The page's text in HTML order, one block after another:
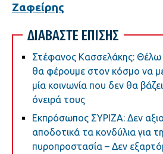
Ζαφείρης
ΔΙΑΒΑΣΤΕ ΕΠΙΣΗΣ
Στέφανος Κασσελάκης: Θέλω
θα φέρουμε στον κόσμο να
μία κοινωνία που δεν θα
όνειρά τους
Εκπρόσωπος ΣΥΡΙΖΑ: Δεν
αποδοτικά τα κονδύλια για
πυροπροστασία – Δεν